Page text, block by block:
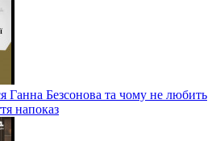
Ганна Безсонова та чому не любить
напоказ